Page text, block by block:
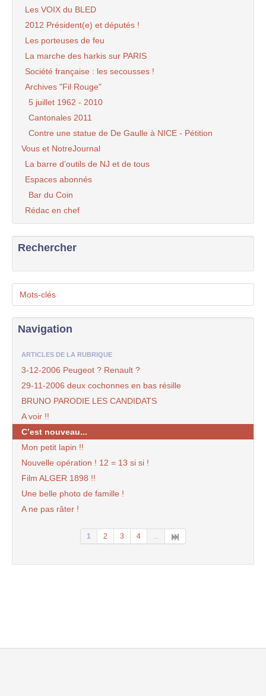
Les VOIX du BLED
2012 Président(e) et députés !
Les porteuses de feu
La marche des harkis sur PARIS
Société française : les secousses !
Archives "Fil Rouge"
5 juillet 1962 - 2010
Cantonales 2011
Contre une statue de De Gaulle à NICE - Pétition
Vous et NotreJournal
La barre d’outils de NJ et de tous
Espaces abonnés
Bar du Coin
Rédac en chef
Rechercher
Mots-clés
Navigation
ARTICLES DE LA RUBRIQUE
3-12-2006 Peugeot ? Renault ?
29-11-2006 deux cochonnes en bas résille
BRUNO PARODIE LES CANDIDATS
A voir !!
C’est nouveau...
Mon petit lapin !!
Nouvelle opération ! 12 = 13 si si !
Film ALGER 1898 !!
Une belle photo de famille !
A ne pas râter !
1 2 3 4 ...